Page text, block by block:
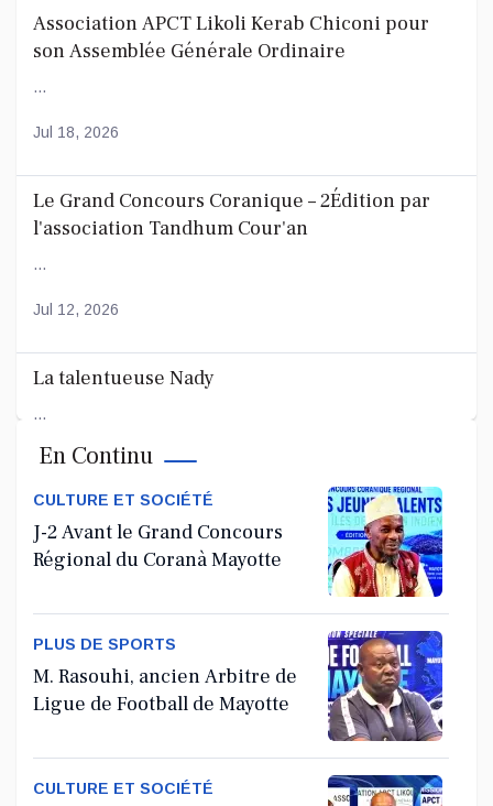
Association APCT Likoli Kerab Chiconi pour
son Assemblée Générale Ordinaire
...
Jul 18, 2026
Le Grand Concours Coranique – 2Édition par
l'association Tandhum Cour'an
...
Jul 12, 2026
La talentueuse Nady
...
Jul 11, 2026
En Continu
CULTURE ET SOCIÉTÉ
J-2 Avant le Grand Concours
Régional du Coranà Mayotte
PLUS DE SPORTS
M. Rasouhi, ancien Arbitre de
Ligue de Football de Mayotte
CULTURE ET SOCIÉTÉ